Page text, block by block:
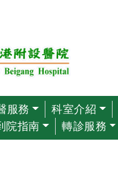
服務 科室介紹
院指南 轉診服務